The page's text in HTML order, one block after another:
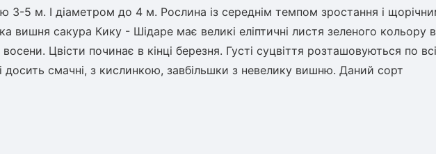
3-5 м. І діаметром до 4 м. Рослина із середнім темпом зростання і
вишня сакура Кику - Шідаре має великі еліптичні листя зеленого кольору в
Цвісти починає в кінці березня. Густі суцвіття розташовуються по
і досить смачні, з кислинкою, завбільшки з невелику вишню. Даний сорт